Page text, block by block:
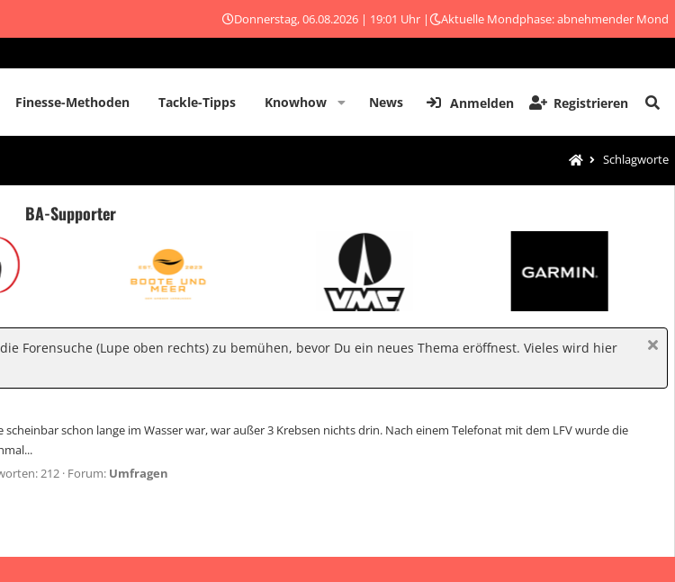
Donnerstag, 06.08.2026 | 19:01 Uhr | Aktuelle Mondphase: abnehmender Mond
Finesse-Methoden Tackle-Tipps Knowhow News Anmelden Registrieren
Schlagworte
BA-Supporter
Forensuche (Lupe oben rechts) zu bemühen, bevor Du ein neues Thema eröffnest. Vieles wird hier
schon lange im Wasser war, war außer 3 Krebsen nichts drin. Nach einem Telefonat mit dem LFV wurde die
212 Forum: Umfragen